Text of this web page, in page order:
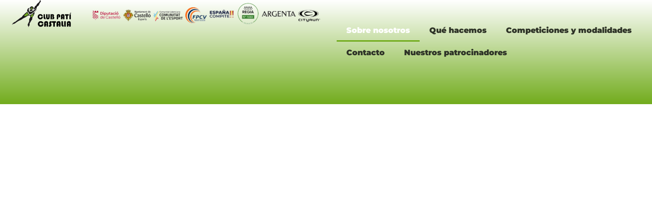
Sobre nosotros Qué hacemos Competiciones y modalidades
Contacto Nuestros patrocinadores